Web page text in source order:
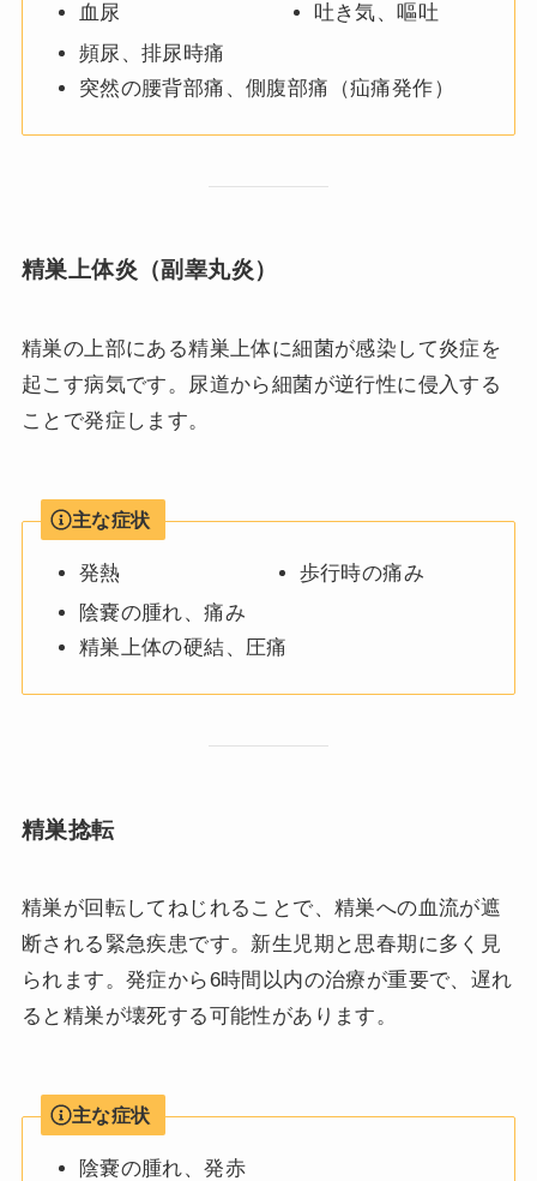
血尿
吐き気、嘔吐
頻尿、排尿時痛
突然の腰背部痛、側腹部痛（疝痛発作）
精巣上体炎（副睾丸炎）
精巣の上部にある精巣上体に細菌が感染して炎症を
起こす病気です。尿道から細菌が逆行性に侵入する
ことで発症します。
主な症状
発熱
歩行時の痛み
陰嚢の腫れ、痛み
精巣上体の硬結、圧痛
精巣捻転
精巣が回転してねじれることで、精巣への血流が遮
断される緊急疾患です。新生児期と思春期に多く見
られます。発症から6時間以内の治療が重要で、遅れ
ると精巣が壊死する可能性があります。
主な症状
陰嚢の腫れ、発赤